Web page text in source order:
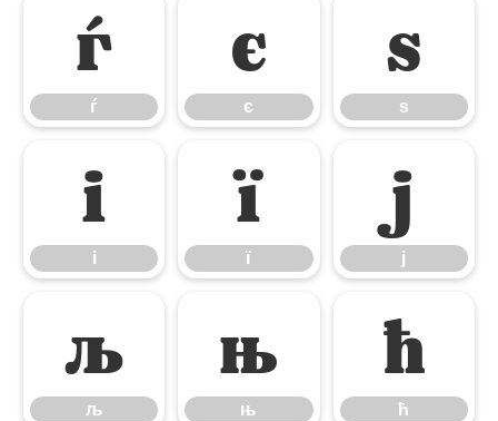
ѓ
ѓ
є
є
ѕ
ѕ
і
і
ї
ї
ј
ј
љ
љ
њ
њ
ћ
ћ